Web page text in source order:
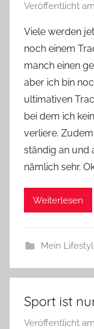
Veröffentlicht am
Viele werden
noch einem
manch einen
aber ich bin
ultimativen
bei dem ich
verliere.
ständig an und
nämlich sehr.
Weiterlesen
Mein
Sport ist
Veröffentlicht am